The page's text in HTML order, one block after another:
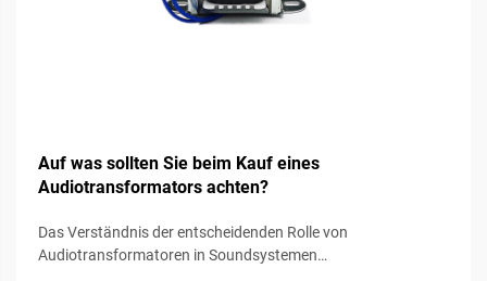
Auf was sollten Sie beim Kauf eines
Audiotransformators achten?
Das Verständnis der entscheidenden Rolle von
Audiotransformatoren in Soundsystemen